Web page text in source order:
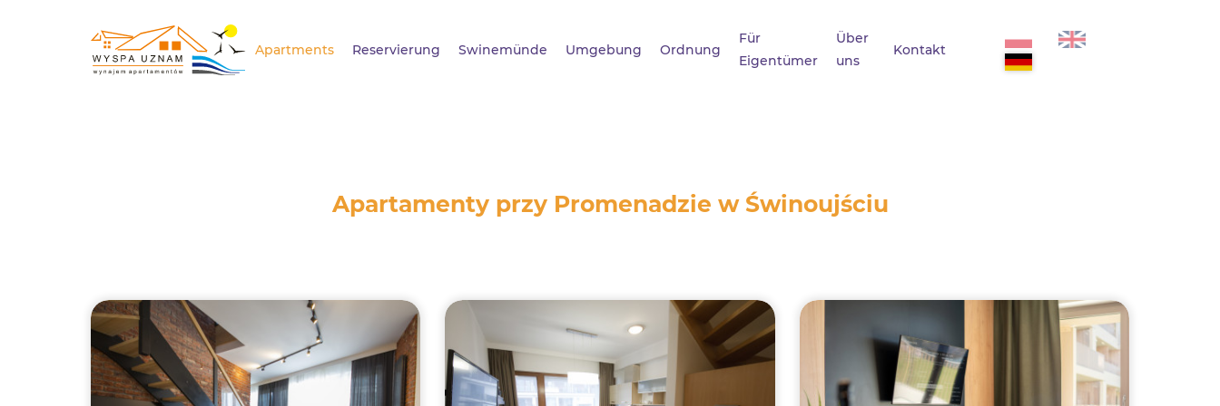
Apartments Reservierung Swinemünde Umgebung Ordnung
Für
Eigentümer
Über
uns
Kontakt
Apartamenty przy Promenadzie w Świnoujściu